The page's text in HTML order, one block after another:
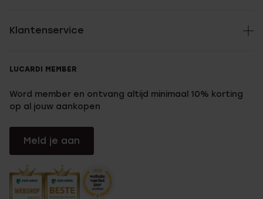
Klantenservice
LUCARDI MEMBER
Word member en ontvang altijd minimaal 10% korting
op al jouw aankopen
Meld je aan